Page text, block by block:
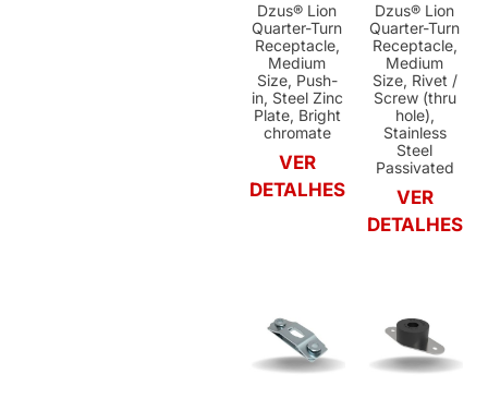
Dzus® Lion
Quarter-Turn
Receptacle,
Medium
Size, Push-
in, Steel Zinc
Plate, Bright
chromate
VER
DETALHES
Dzus® Lion
Quarter-Turn
Receptacle,
Medium
Size, Rivet /
Screw (thru
hole),
Stainless
Steel
Passivated
VER
DETALHES